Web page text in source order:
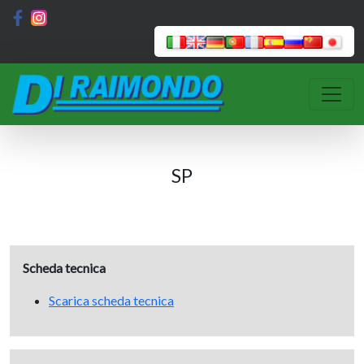
SP
Scheda tecnica
Scarica scheda tecnica